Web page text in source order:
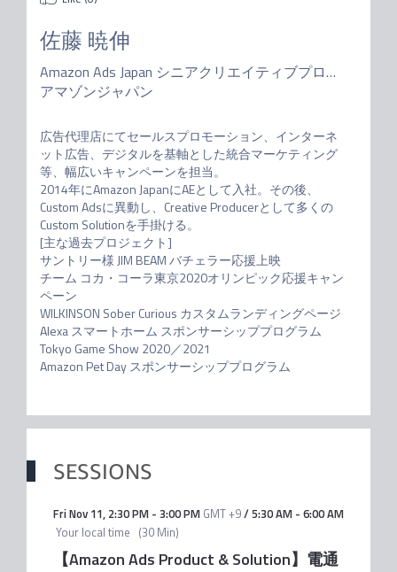
佐藤 暁伸
Amazon Ads Japan シニアクリエイティブプロデューサー
アマゾンジャパン
広告代理店にてセールスプロモーション、インターネ
ット広告、デジタルを基軸とした統合マーケティング
等、幅広いキャンペーンを担当。
2014年にAmazon JapanにAEとして入社。その後、
Custom Adsに異動し、Creative Producerとして多くの
Custom Solutionを手掛ける。
[主な過去プロジェクト]
サントリー様 JIM BEAM バチェラー応援上映
チーム コカ・コーラ東京2020オリンピック応援キャン
ペーン
WILKINSON Sober Curious カスタムランディングページ
Alexa スマートホーム スポンサーシッププログラム
Tokyo Game Show 2020／2021
Amazon Pet Day スポンサーシッププログラム
SESSIONS
Fri Nov 11, 2:30 PM- 3:00 PM GMT +9/5:30 AM- 6:00 AM
Your local time (30 Min)
【Amazon Ads Product & Solution】電通